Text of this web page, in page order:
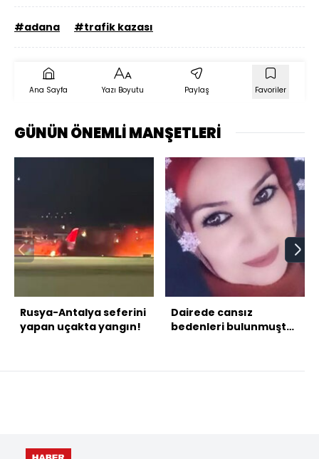
#adana #trafik kazası
Ana Sayfa Yazı Boyutu Paylaş Favoriler
GÜNÜN ÖNEMLİ MANŞETLERİ
Rusya-Antalya seferini
yapan uçakta yangın!
Dairede cansız
bedenleri bulunmuştu!